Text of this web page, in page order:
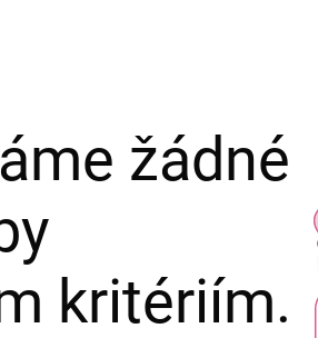
žádné
kritériím.